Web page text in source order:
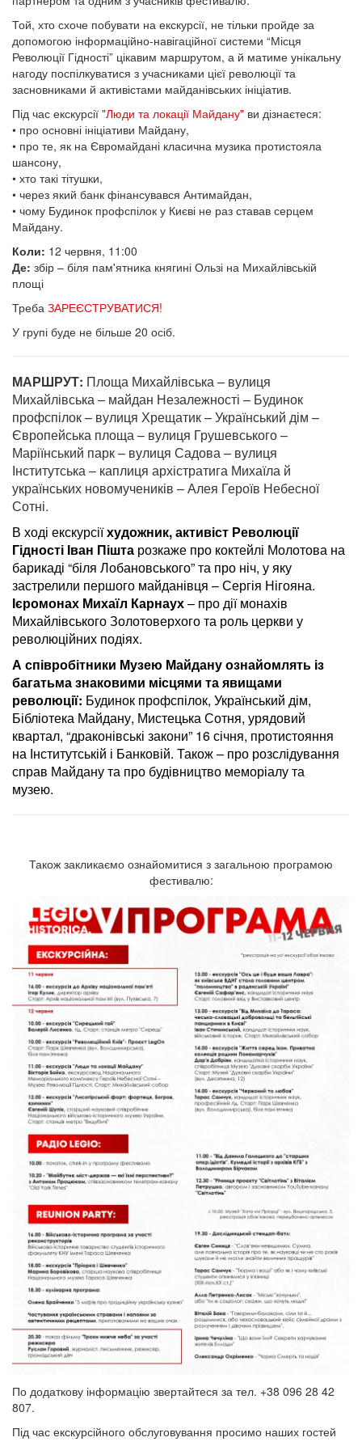
Той, хто схоче побувати на екскурсії, не тільки пройде за
допомогою інформаційно-навігаційної системи “Місця
Революції Гідності” цікавим маршрутом, а й матиме унікальну
нагоду поспілкуватися з учасниками цієї революції та
засновниками й активістами майданівських ініціатив.
Під час екскурсії "Люди та локації Майдану" ви дізнаєтеся:
• про основні ініціативи Майдану,
• про те, як на Євромайдані класична музика протистояла
шансону,
• хто такі тітушки,
• через який банк фінансувався Антимайдан,
• чому Будинок профспілок у Києві не раз ставав серцем
Майдану.
Коли: 12 червня, 11:00
Де: збір – біля пам'ятника княгині Ользі на Михайлівській
площі
Треба ЗАРЕЄСТРУВАТИСЯ!
У групі буде не більше 20 осіб.
МАРШРУТ: Площа Михайлівська – вулиця
Михайлівська – майдан Незалежності – Будинок
профспілок – вулиця Хрещатик – Український дім –
Європейська площа – вулиця Грушевського –
Маріїнський парк – вулиця Садова – вулиця
Інститутська – каплиця архістратига Михаїла й
українських новомучеників – Алея Героїв Небесної
Сотні.
В ході екскурсіїхудожник, активіст Революції
Гідності Іван Пішта розкаже про коктейлі Молотова на
барикаді “біля Лобановського” та про ніч, у яку
застрелили першого майданівця – Сергія Нігояна.
Ієромонах Михаїл Карнаух– про дії монахів
Михайлівського Золотоверхого та роль церкви у
революційних подіях.
А співробітники Музею Майдану ознайомлять із
багатьма знаковими місцями та явищами
революції: Будинок профспілок, Український дім,
Бібліотека Майдану, Мистецька Сотня, урядовий
квартал, “драконівські закони” 16 січня, протистояння
на Інститутській і Банковій. Також – про розслідування
справ Майдану та про будівництво меморіалу та
музею.
Також закликаємо ознайомитися з загальною програмою
фестивалю:
По додаткову інформацію звертайтеся за тел. +38 096 28 42
807.
Під час екскурсійного обслуговування просимо наших гостей